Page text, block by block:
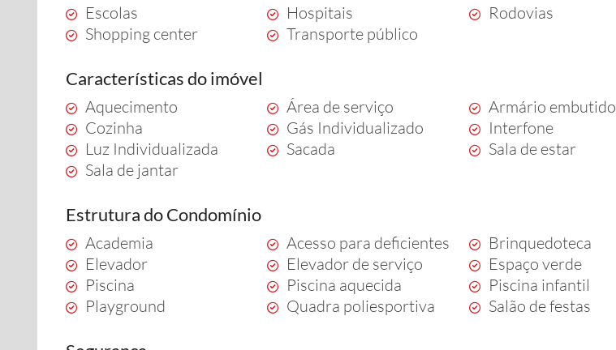
Escolas Hospitais
Rodovias
Shopping center
Transporte público
Características do imóvel
Aquecimento Área de serviço
Armário embutido
Cozinha
Gás Individualizado
Interfone
Luz Individualizada
Sacada
Sala de estar
Sala de jantar
Estrutura do Condomínio
Academia Acesso para deficientes
Brinquedoteca
Elevador
Elevador de serviço
Espaço verde
Piscina
Piscina aquecida
Piscina infantil
Playground
Quadra poliesportiva Salão de festas